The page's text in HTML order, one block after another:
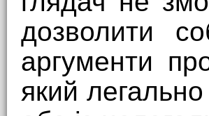
дозволити
аргументи
який